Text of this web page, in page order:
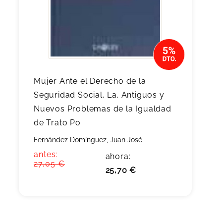
Mujer Ante el Derecho de la
Seguridad Social, La. Antiguos y
Nuevos Problemas de la Igualdad
de Trato Po
Fernández Domínguez, Juan José
antes:
27,05 €
ahora:
25,70 €